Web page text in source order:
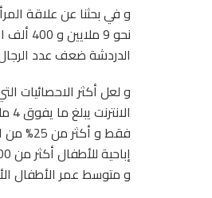
و في بحثنا عن علاقة
الدردشة ضعف عدد الرجال و 17% من النساء الزائرات يكافحن ادمانهن على تصفح
و لعل أكثر الاحصائيات
فقط و
و متوسط عمر الأطفال الأكثر